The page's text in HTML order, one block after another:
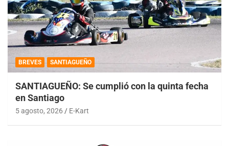
BREVES SANTIAGUEÑO
SANTIAGUEÑO: Se cumplió con la quinta fecha
en Santiago
5 agosto, 2026 E-Kart